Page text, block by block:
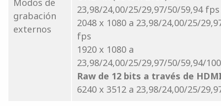
Modos de
grabación
externos
23,98/24,00/25/29,97/50/59,94 fps
2048 x 1080 a 23,98/24,00/25/
fps
1920 x 1080 a
23,98/24,00/25/29,97/50/59,94/
Raw de 12 bits a través de
6240 x 3512 a 23,98/24,00/25/